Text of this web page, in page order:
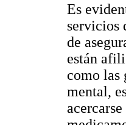
Es
servicios
de
están
como las
mental,